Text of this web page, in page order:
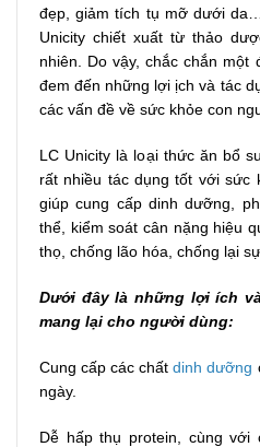
đẹp, giảm tích tụ mỡ dưới
Unicity chiết xuất từ thảo
nhiên. Do vậy, chắc chắn một
đem đến những lợi ịch và tác
các vấn đề về sức khỏe con
LC Unicity là loại thức ăn bổ
rất nhiều tác dụng tốt với sức
giúp cung cấp dinh dưỡng,
thể, kiểm soát cân nặng hiệu
thọ, chống lão hóa, chống lại
Dưới đây là những lợi ích
mang lại cho người dùng:
Cung cấp các chấtdinh dưỡng
ngày.
Dễ hấp thụ protein, cùng với